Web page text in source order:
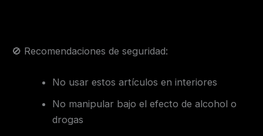
🚫 Recomendaciones de seguridad:
No usar estos artículos en interiores
No manipular bajo el efecto de alcohol o
drogas